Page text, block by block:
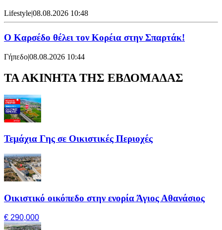
Lifestyle|08.08.2026 10:48
Ο Καρσέδο θέλει τον Κορέια στην Σπαρτάκ!
Γήπεδο|08.08.2026 10:44
ΤΑ ΑΚΙΝΗΤΑ ΤΗΣ ΕΒΔΟΜΑΔΑΣ
Τεμάχια Γης σε Οικιστικές Περιοχές
Οικιστικό οικόπεδο στην ενορία Άγιος Αθανάσιος
€ 290,000